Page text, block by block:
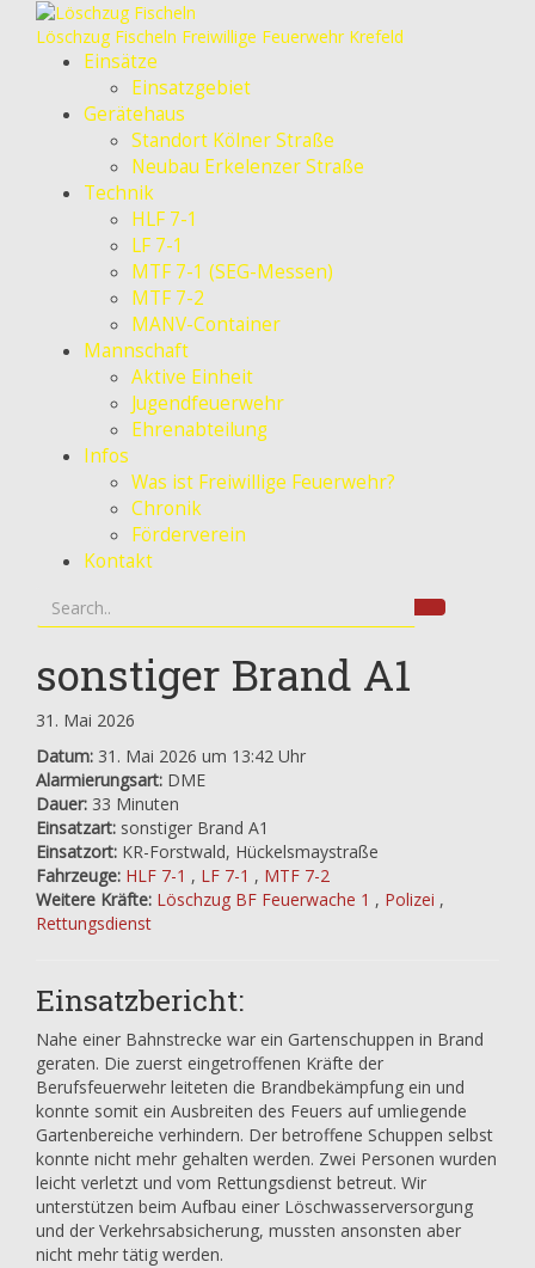
Löschzug Fischeln Freiwillige Feuerwehr Krefeld
Einsätze
Einsatzgebiet
Gerätehaus
Standort Kölner Straße
Neubau Erkelenzer Straße
Technik
HLF 7-1
LF 7-1
MTF 7-1 (SEG-Messen)
MTF 7-2
MANV-Container
Mannschaft
Aktive Einheit
Jugendfeuerwehr
Ehrenabteilung
Infos
Was ist Freiwillige Feuerwehr?
Chronik
Förderverein
Kontakt
sonstiger Brand A1
31. Mai 2026
Datum: 31. Mai 2026 um 13:42 Uhr
Alarmierungsart: DME
Dauer: 33 Minuten
Einsatzart: sonstiger Brand A1
Einsatzort: KR-Forstwald, Hückelsmaystraße
Fahrzeuge: HLF 7-1 , LF 7-1 , MTF 7-2
Weitere Kräfte: Löschzug BF Feuerwache 1 , Polizei ,
Rettungsdienst
Einsatzbericht:
Nahe einer Bahnstrecke war ein Gartenschuppen in Brand
geraten. Die zuerst eingetroffenen Kräfte der
Berufsfeuerwehr leiteten die Brandbekämpfung ein und
konnte somit ein Ausbreiten des Feuers auf umliegende
Gartenbereiche verhindern. Der betroffene Schuppen selbst
konnte nicht mehr gehalten werden. Zwei Personen wurden
leicht verletzt und vom Rettungsdienst betreut. Wir
unterstützen beim Aufbau einer Löschwasserversorgung
und der Verkehrsabsicherung, mussten ansonsten aber
nicht mehr tätig werden.